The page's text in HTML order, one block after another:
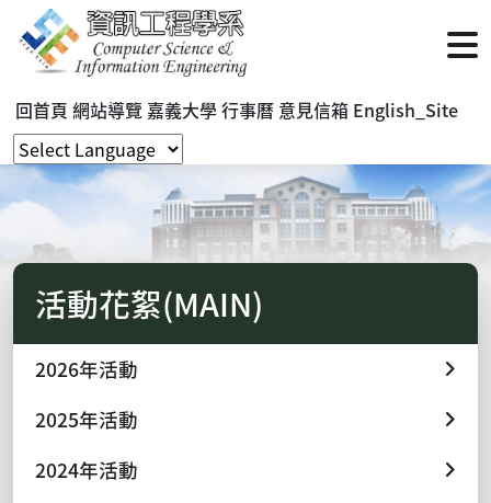
回首頁 網站導覽 嘉義大學行事曆 意見信箱 English_Site
活動花絮(MAIN)
2026年活動
2025年活動
2024年活動